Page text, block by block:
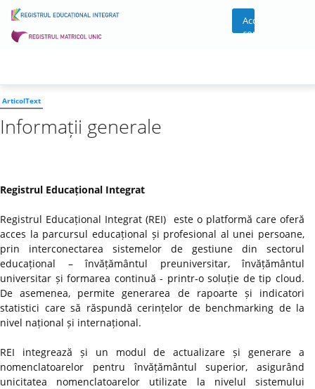
Acces
cont
ArticolText
Informații generale
Registrul Educațional Integrat
Registrul Educațional Integrat (REI) este o platformă care oferă
acces la parcursul educațional și profesional al unei persoane,
prin interconectarea sistemelor de gestiune din sectorul
educațional – învățământul preuniversitar, învățământul
universitar și formarea continuă - printr-o soluție de tip cloud.
De asemenea, permite generarea de rapoarte și indicatori
statistici care să răspundă cerințelor de benchmarking de la
nivel național și internațional.
REI integrează și un modul de actualizare și generare a
nomenclatoarelor pentru învățământul superior, asigurând
unicitatea nomenclatoarelor utilizate la nivelul sistemului